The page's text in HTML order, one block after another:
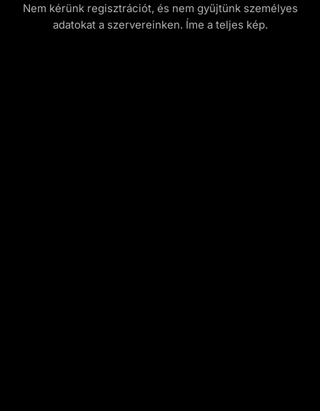
Nem kérünk regisztrációt, és nem gyűjtünk személyes
adatokat a szervereinken. Íme a teljes kép.